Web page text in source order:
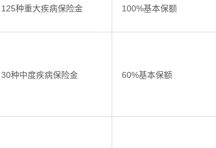
125种重大疾病保险金 100%基本保额
30种中度疾病保险金 60%基本保额